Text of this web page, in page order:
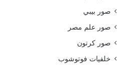
صور بيبي
صور علم مصر
صور كرتون
خلفيات فوتوشوب